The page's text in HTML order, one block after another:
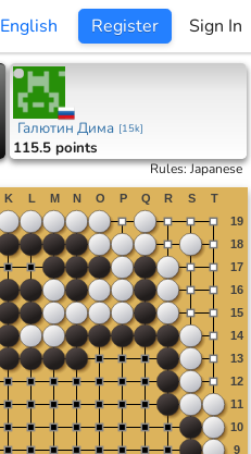
English Register Sign In
Галютин Дима [15k]
115.5 points
Rules:Japanese